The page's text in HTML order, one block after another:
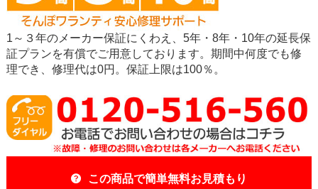
1～３年のメーカー保証にくわえ、5年・8年・10年の延長保
証プランを有償でご用意しております。期間中何度でも修
理でき、修理代は0円。保証上限は100％。
この商品で簡単無料お見積もり